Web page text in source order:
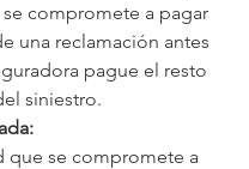
compromete a pagar
una reclamación antes
pague el resto
siniestro.
que se compromete a